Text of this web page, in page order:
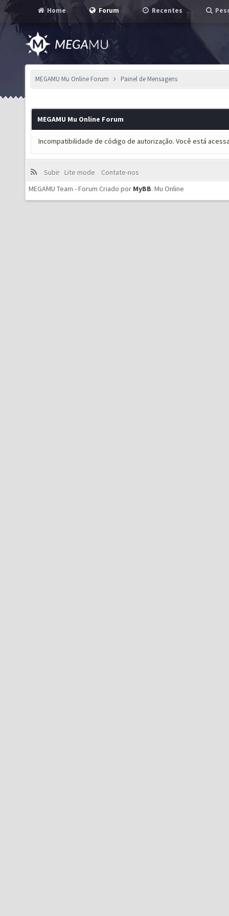
Home Forum Recentes
MEGAMU Mu Online Forum Painel de Mensagens
MEGAMU Mu Online Forum
Incompatibilidade de código de autorização. Você está
Subir Lite mode
Contate-nos
MEGAMU Team - Forum Criado por MyBB. Mu Online